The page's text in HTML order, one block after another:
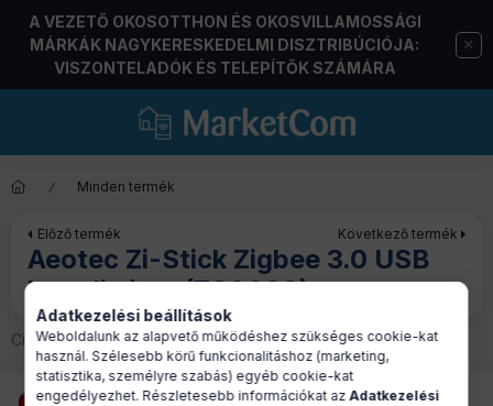
A VEZETŐ OKOSOTTHON ÉS OKOSVILLAMOSSÁGI
MÁRKÁK NAGYKERESKEDELMI DISZTRIBÚCIÓJA:
VISZONTELADÓK ÉS TELEPÍTŐK SZÁMÁRA
Minden termék
Előző termék Következő termék
Aeotec Zi-Stick Zigbee 3.0 USB
koordinátor (ZGA008)
Cikkszám:AEO-KIE-ZGA008-ZB
Adatkezelési beállítások
Weboldalunk az alapvető működéshez szükséges cookie-kat
használ. Szélesebb körű funkcionalitáshoz (marketing,
statisztika, személyre szabás) egyéb cookie-kat
engedélyezhet. Részletesebb információkat azAdatkezelési